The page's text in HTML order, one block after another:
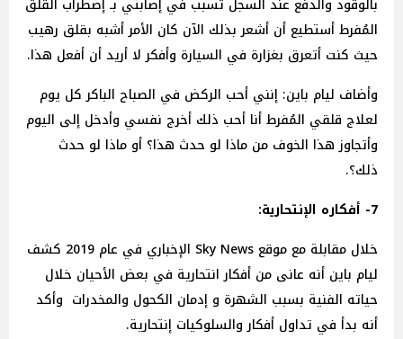
بالوقود والدفع عند السجل تسبب في إصابتي بـ إضطراب القلق
المُفرط أستطيع أن أشعر بذلك الآن كان الأمر أشبه بقلق رهيب
حيث كنت أتعرق بغزارة في السيارة وأفكر لا أريد أن أفعل هذا.
وأضاف ليام باين: إنني أحب الركض في الصباح الباكر كل يوم
لعلاج قلقي المُفرط أنا أحب ذلك أخرج نفسي وأدخل إلى اليوم
وأتجاوز هذا الخوف من ماذا لو حدث هذا؟ أو ماذا لو حدث
ذلك؟.
7- أفكاره الإنتحارية:
خلال مقابلة مع موقع Sky News الإخباري في عام 2019 كشف
ليام باين أنه عانى من أفكار انتحارية في بعض الأحيان خلال
حياته الفنية بسبب الشهرة و إدمان الكحول والمخدرات وأكد
أنه بدأ في تداول أفكار والسلوكيات إنتحارية.